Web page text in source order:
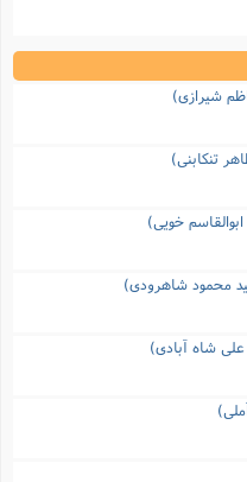
شیرازی)
تنکابنی)
خویی)
محمود شاهرودی)
شاه آبادی)